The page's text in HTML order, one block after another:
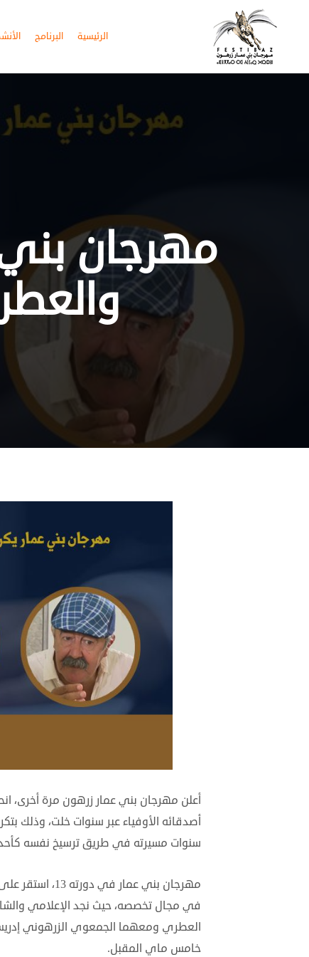
الرئيسية البرنامج
مهرجان بني
أعلن مهرجان بني عمار زرهون مرة أخرى،
أصدقائه الأوفياء عبر سنوات خلت، وذلك
سنوات مسيرته في طريق ترسيخ نفسه كأحد
مهرجان بني
في مجال تخصصه، حيث نجد الإعلامي
العطري ومعهما الجمعوي الزرهوني
خامس ماي المقبل.